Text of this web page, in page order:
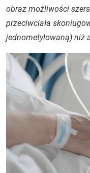
obraz możliwości
przeciwciała
jednometylowaną) niż